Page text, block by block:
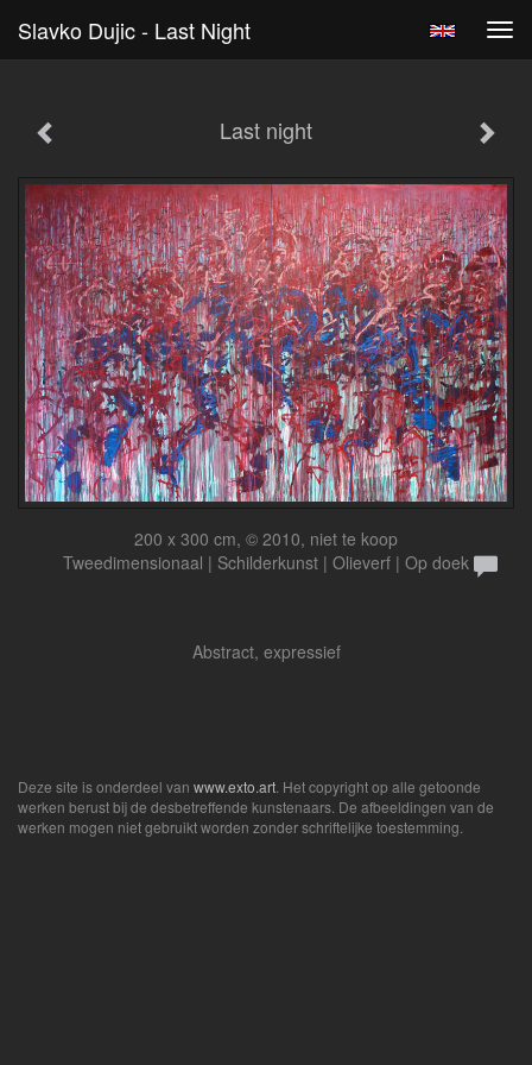
Slavko Dujic - Last Night
Last night
200 x 300 cm, © 2010, niet te koop
Tweedimensionaal | Schilderkunst | Olieverf | Op doek
Abstract, expressief
Deze site is onderdeel van www.exto.art . Het copyright op alle getoonde
werken berust bij de desbetreffende kunstenaars. De afbeeldingen van de
werken mogen niet gebruikt worden zonder schriftelijke toestemming.